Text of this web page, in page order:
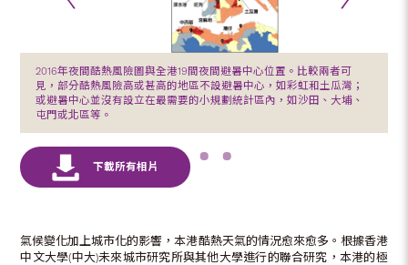
2016年夜間酷熱風險圖與全港19間夜間避暑中心位置。比較兩者可
見，部分酷熱風險高或甚高的地區不設避暑中心，如彩虹和土瓜灣；
或避暑中心並沒有設立在最需要的小規劃統計區內，如沙田、大埔、
屯門或北區等。
氣候變化加上城市化的影響，本港酷熱天氣的情況愈來愈多。根據香港
中文大學(中大)未來城市研究所與其他大學進行的聯合研究，本港的極